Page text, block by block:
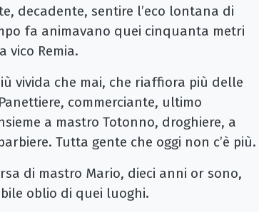
decadente, sentire l’eco lontana di
fa animavano quei cinquanta metri
vico Remia.
vivida che mai, che riaffiora più delle
commerciante, ultimo
a mastro Totonno, droghiere, a
Tutta gente che oggi non c’è più.
di mastro Mario, dieci anni or sono,
oblio di quei luoghi.